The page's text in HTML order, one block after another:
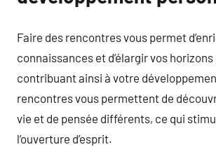
Faire des rencontres vous permet
connaissances et d’élargir vos
contribuant ainsi à votre
rencontres vous permettent de
vie et de pensée différents, ce qui
l’ouverture d’esprit.